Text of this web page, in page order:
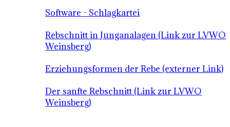
Software - Schlagkartei
Rebschnitt in Junganalagen (Link zur LVWO
Weinsberg)
Erziehungsformen der Rebe (externer Link)
Der sanfte Rebschnitt (Link zur LVWO
Weinsberg)